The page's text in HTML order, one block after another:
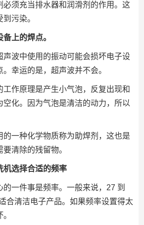
必须充当排水器和润滑剂的作用。这
污染。
上的焊点。
声波中使用的振动可能会损坏电子设
幸运的是，超声波并不会。
工作原理是产生小气泡，反复出现和
空化。因为气泡是清洁的动力，所以
的一种化学物质称为助焊剂，这也是
清除的残留物。
机选择合适的频率
的一件事是频率。一般来说，27 到
合清洁电子产品。如果频率设置得太